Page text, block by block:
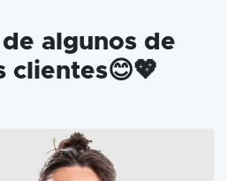
algunos de
clientes😊💖